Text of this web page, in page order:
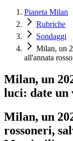
Pianeta Milan
Rubriche
Sondaggi
Milan, un
all'annata
Milan, un
luci: date un
Milan, un
rossoneri,